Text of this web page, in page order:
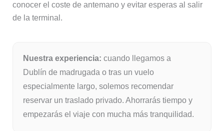
conocer el coste de antemano y evitar esperas al salir
de la terminal.
Nuestra experiencia: cuando llegamos a
Dublín de madrugada o tras un vuelo
especialmente largo, solemos recomendar
reservar un traslado privado. Ahorrarás tiempo y
empezarás el viaje con mucha más tranquilidad.